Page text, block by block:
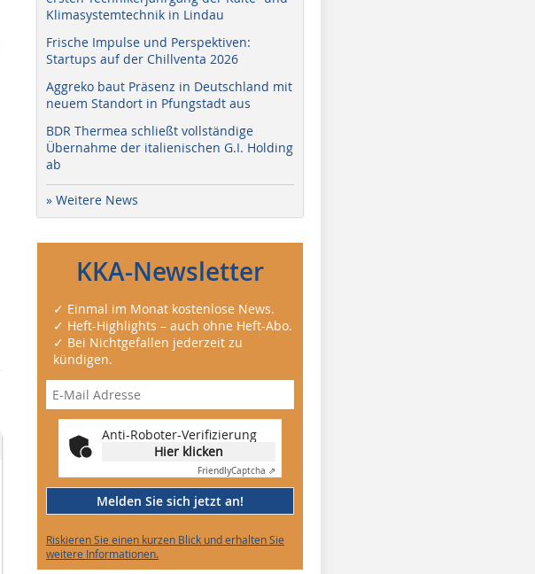
Klimasystemtechnik in Lindau
Frische Impulse und Perspektiven:
Startups auf der Chillventa 2026
Aggreko baut Präsenz in Deutschland mit
neuem Standort in Pfungstadt aus
BDR Thermea schließt vollständige
Übernahme der italienischen G.I. Holding
ab
» Weitere News
KKA-Newsletter
✓ Einmal im Monat kostenlose News.
✓ Heft-Highlights – auch ohne Heft-Abo.
✓ Bei Nichtgefallen jederzeit zu
kündigen.
Anti-Roboter-Verifizierung
Hier klicken
FriendlyCaptcha ⇗
Melden Sie sich jetzt an!
Riskieren Sie einen kurzen Blick und erhalten Sie
weitere Informationen.